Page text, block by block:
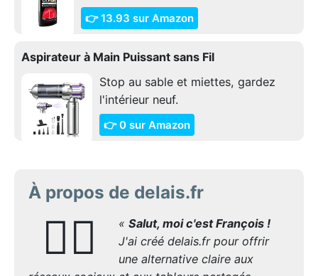
👉 13.93 sur Amazon
Aspirateur à Main Puissant sans Fil
Stop au sable et miettes, gardez
l'intérieur neuf.
👉 0 sur Amazon
À propos de delais.fr
🙋‍♂️ « Salut, moi c'est François !
J'ai créé delais.fr pour offrir
une alternative claire aux